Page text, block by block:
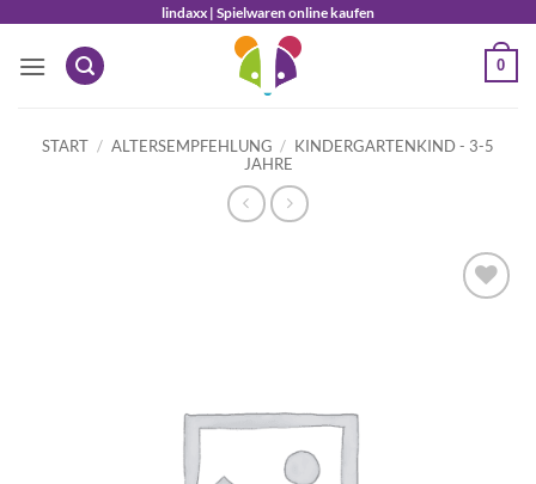
springen
lindaxx | Spielwaren online kaufen
0
START / ALTERSEMPFEHLUNG / KINDERGARTENKIND - 3-5
JAHRE